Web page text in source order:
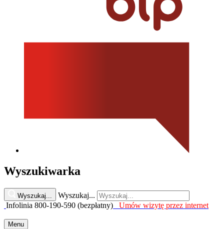
Wyszukiwarka
Wyszukaj...
Wyszukaj...
Infolinia 800-190-590 (bezpłatny)
Umów wizytę przez internet
Menu